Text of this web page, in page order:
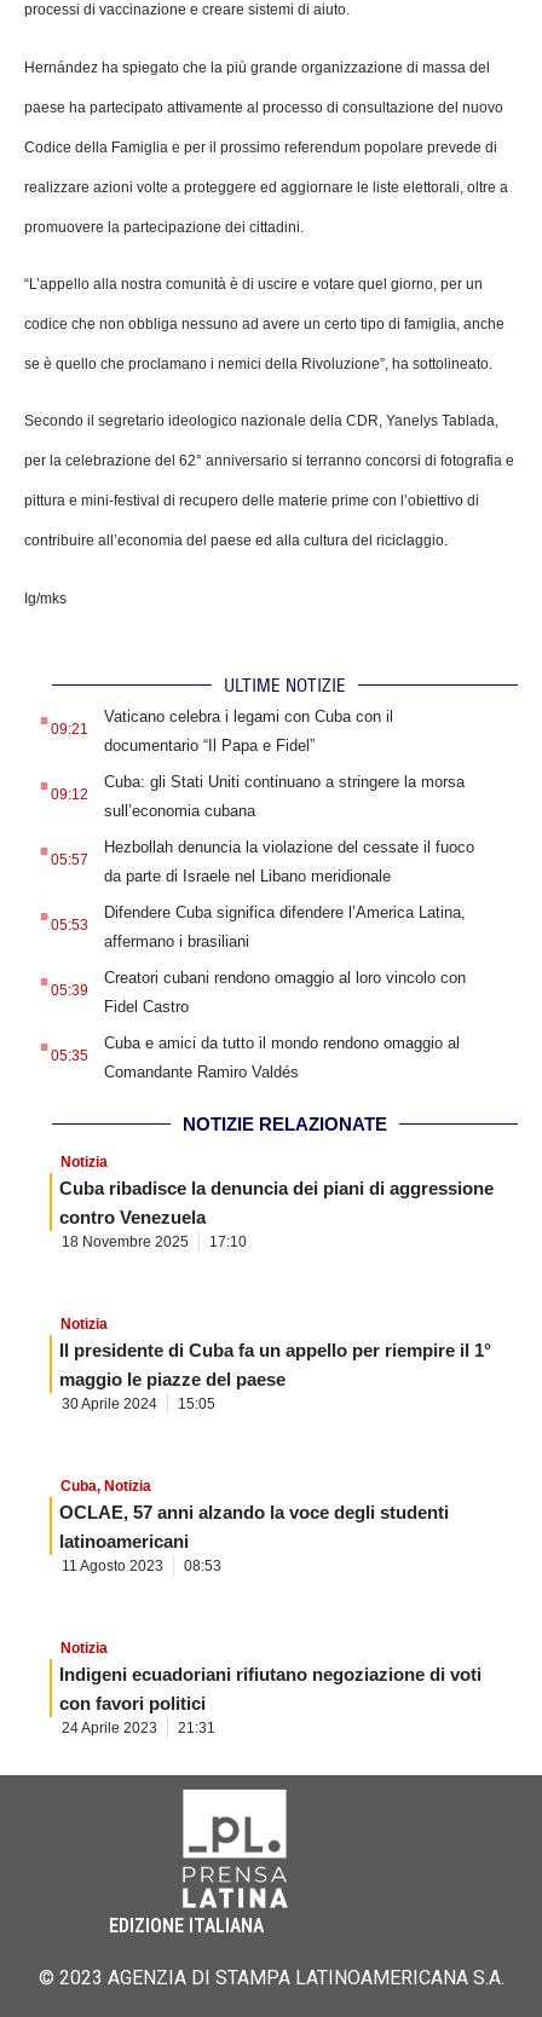
processi di vaccinazione e creare sistemi di aiuto.
Hernández ha spiegato che la più grande organizzazione di massa del
paese ha partecipato attivamente al processo di consultazione del nuovo
Codice della Famiglia e per il prossimo referendum popolare prevede di
realizzare azioni volte a proteggere ed aggiornare le liste elettorali, oltre a
promuovere la partecipazione dei cittadini.
“L’appello alla nostra comunità è di uscire e votare quel giorno, per un
codice che non obbliga nessuno ad avere un certo tipo di famiglia, anche
se è quello che proclamano i nemici della Rivoluzione”, ha sottolineato.
Secondo il segretario ideologico nazionale della CDR, Yanelys Tablada,
per la celebrazione del 62° anniversario si terranno concorsi di fotografia e
pittura e mini-festival di recupero delle materie prime con l’obiettivo di
contribuire all’economia del paese ed alla cultura del riciclaggio.
Ig/mks
ULTIME NOTIZIE
.09:21
Vaticano celebra i legami con Cuba con il
documentario “Il Papa e Fidel”
.09:12
Cuba: gli Stati Uniti continuano a stringere la morsa
sull’economia cubana
.05:57
Hezbollah denuncia la violazione del cessate il fuoco
da parte di Israele nel Libano meridionale
.05:53
Difendere Cuba significa difendere l’America Latina,
affermano i brasiliani
.05:39
Creatori cubani rendono omaggio al loro vincolo con
Fidel Castro
.05:35
Cuba e amici da tutto il mondo rendono omaggio al
Comandante Ramiro Valdés
NOTIZIE RELAZIONATE
Notizia
Cuba ribadisce la denuncia dei piani di aggressione
contro Venezuela
18 Novembre 2025 17:10
Notizia
Il presidente di Cuba fa un appello per riempire il 1°
maggio le piazze del paese
30 Aprile 2024 15:05
Cuba, Notizia
OCLAE, 57 anni alzando la voce degli studenti
latinoamericani
11 Agosto 2023 08:53
Notizia
Indigeni ecuadoriani rifiutano negoziazione di voti
con favori politici
24 Aprile 2023 21:31
EDIZIONE ITALIANA
© 2023 AGENZIA DI STAMPA LATINOAMERICANA S.A.